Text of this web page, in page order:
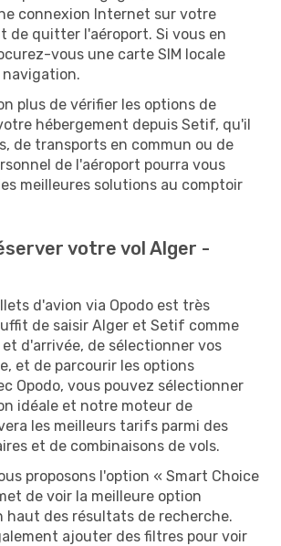
connexion Internet sur votre
de quitter l'aéroport. Si vous en
vous une carte SIM locale
plus de vérifier les options de
hébergement depuis Setif, qu'il
de transports en commun ou de
de l'aéroport pourra vous
meilleures solutions au comptoir
votre vol Alger -
d'avion via Opodo est très
de saisir Alger et Setif comme
d'arrivée, de sélectionner vos
et de parcourir les options
Opodo, vous pouvez sélectionner
idéale et notre moteur de
les meilleurs tarifs parmi des
et de combinaisons de vols.
proposons l'option « Smart Choice
de voir la meilleure option
haut des résultats de recherche.
ajouter des filtres pour voir